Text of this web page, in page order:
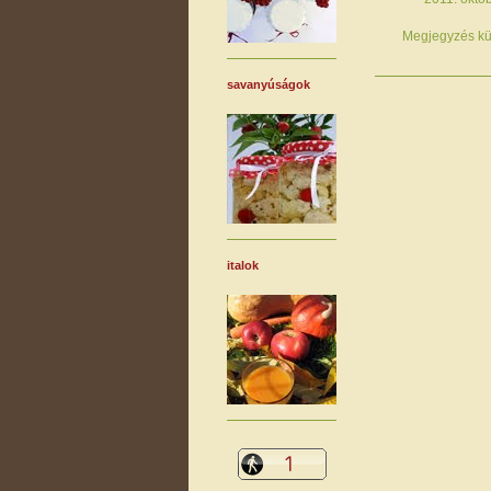
Megjegyzés
savanyúságok
italok